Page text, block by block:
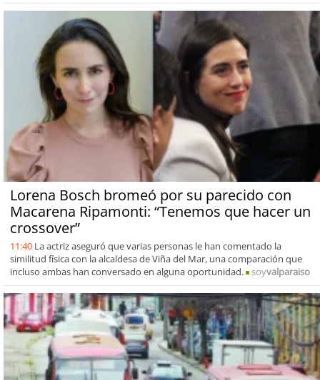
Lorena Bosch bromeó por su parecido con
Macarena Ripamonti: “Tenemos que hacer un
crossover”
11:40 La actriz aseguró que varias personas le han comentado la
similitud física con la alcaldesa de Viña del Mar, una comparación que
incluso ambas han conversado en alguna oportunidad.
soyvalparaiso